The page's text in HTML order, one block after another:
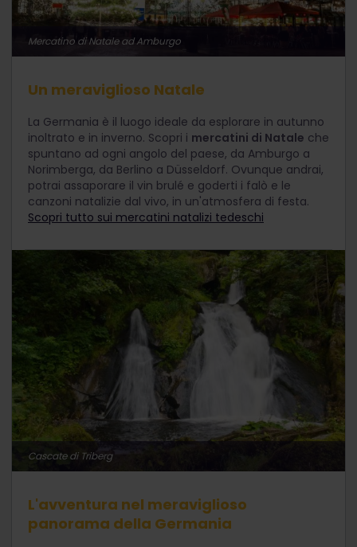
Mercatino di Natale ad Amburgo
Un meraviglioso Natale
La Germania è il luogo ideale da esplorare in autunno
inoltrato e in inverno. Scopri i mercatini di Natale che
spuntano ad ogni angolo del paese, da Amburgo a
Norimberga, da Berlino a Düsseldorf. Ovunque andrai,
potrai assaporare il vin brulé e goderti i falò e le
canzoni natalizie dal vivo, in un'atmosfera di festa.
Scopri tutto sui mercatini natalizi tedeschi
Cascate di Triberg
L'avventura nel meraviglioso
panorama della Germania